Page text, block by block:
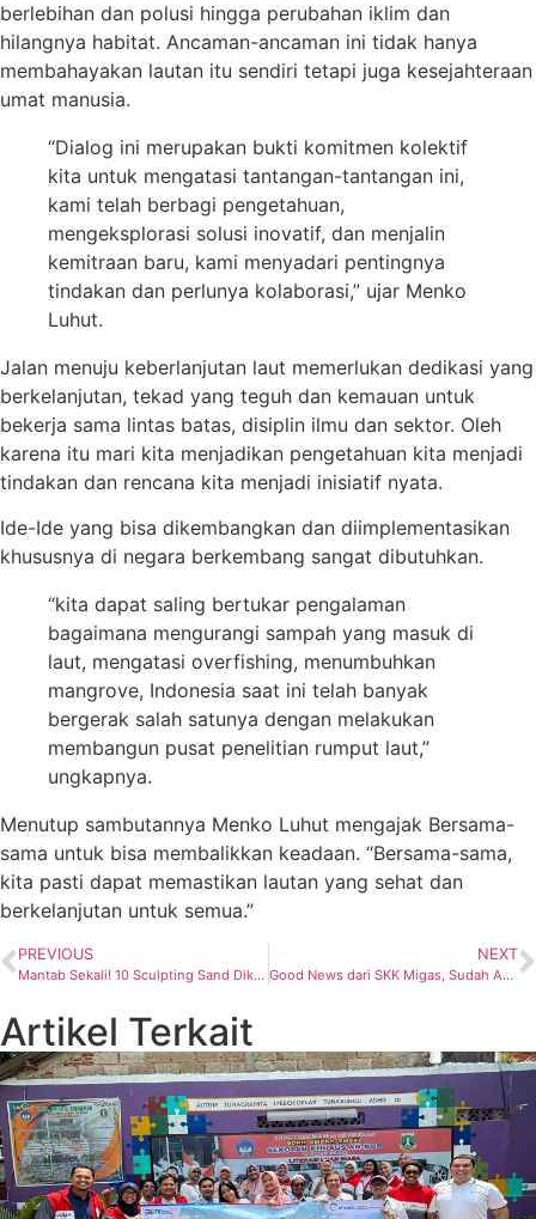
berlebihan dan polusi hingga perubahan iklim dan
hilangnya habitat. Ancaman-ancaman ini tidak hanya
membahayakan lautan itu sendiri tetapi juga kesejahteraan
umat manusia.
“Dialog ini merupakan bukti komitmen kolektif
kita untuk mengatasi tantangan-tantangan ini,
kami telah berbagi pengetahuan,
mengeksplorasi solusi inovatif, dan menjalin
kemitraan baru, kami menyadari pentingnya
tindakan dan perlunya kolaborasi,” ujar Menko
Luhut.
Jalan menuju keberlanjutan laut memerlukan dedikasi yang
berkelanjutan, tekad yang teguh dan kemauan untuk
bekerja sama lintas batas, disiplin ilmu dan sektor. Oleh
karena itu mari kita menjadikan pengetahuan kita menjadi
tindakan dan rencana kita menjadi inisiatif nyata.
Ide-Ide yang bisa dikembangkan dan diimplementasikan
khususnya di negara berkembang sangat dibutuhkan.
“kita dapat saling bertukar pengalaman
bagaimana mengurangi sampah yang masuk di
laut, mengatasi overfishing, menumbuhkan
mangrove, Indonesia saat ini telah banyak
bergerak salah satunya dengan melakukan
membangun pusat penelitian rumput laut,”
ungkapnya.
Menutup sambutannya Menko Luhut mengajak Bersama-
sama untuk bisa membalikkan keadaan. “Bersama-sama,
kita pasti dapat memastikan lautan yang sehat dan
berkelanjutan untuk semua.”
PREVIOUS
Mantab Sekali! 10 Sculpting Sand Dikirim ke USA untuk Fracturing MNK
NEXT
Good News dari SKK Migas, Sudah Ada Pemasok CEOR di Blok Rokan, Siapa Dia?
Artikel Terkait